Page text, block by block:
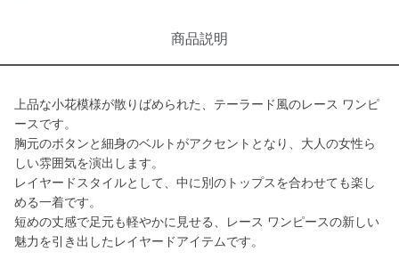
商品説明
上品な小花模様が散りばめられた、テーラード風のレース ワンピ
ースです。
胸元のボタンと細身のベルトがアクセントとなり、大人の女性ら
しい雰囲気を演出します。
レイヤードスタイルとして、中に別のトップスを合わせても楽し
める一着です。
短めの丈感で足元も軽やかに見せる、レース ワンピースの新しい
魅力を引き出したレイヤードアイテムです。